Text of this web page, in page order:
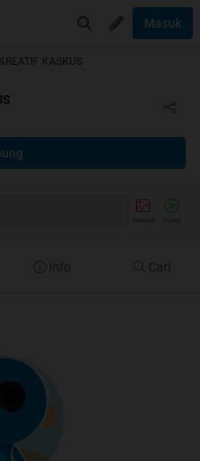
Masuk
KASKUS
Info Cari